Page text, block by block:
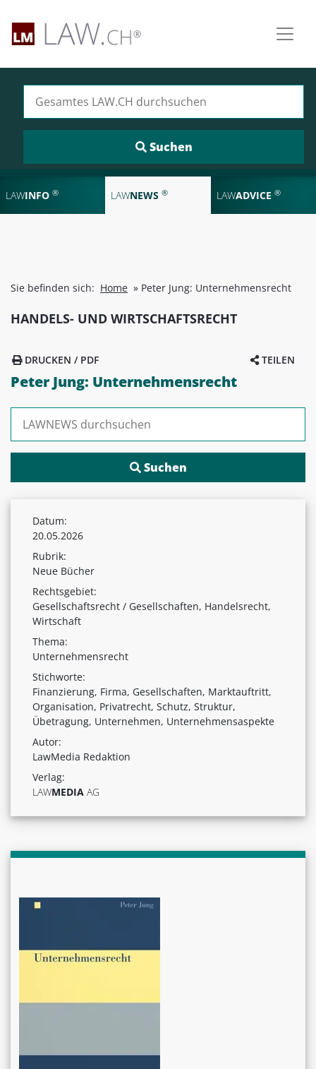
LAWINFO ® LAWNEWS ® LAWADVICE ®
Sie befinden sich: Home » Peter Jung: Unternehmensrecht
HANDELS- UND WIRTSCHAFTSRECHT
TEILEN
DRUCKEN / PDF
Peter Jung: Unternehmensrecht
Datum:
20.05.2026
Rubrik:
Neue Bücher
Rechtsgebiet:
Gesellschaftsrecht / Gesellschaften, Handelsrecht,
Wirtschaft
Thema:
Unternehmensrecht
Stichworte:
Finanzierung, Firma, Gesellschaften, Marktauftritt,
Organisation, Privatrecht, Schutz, Struktur,
Übetragung, Unternehmen, Unternehmensaspekte
Autor:
LawMedia Redaktion
Verlag:
LAWMEDIA AG